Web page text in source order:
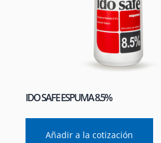
IDO SAFE ESPUMA 8.5%
Añadir a la cotización